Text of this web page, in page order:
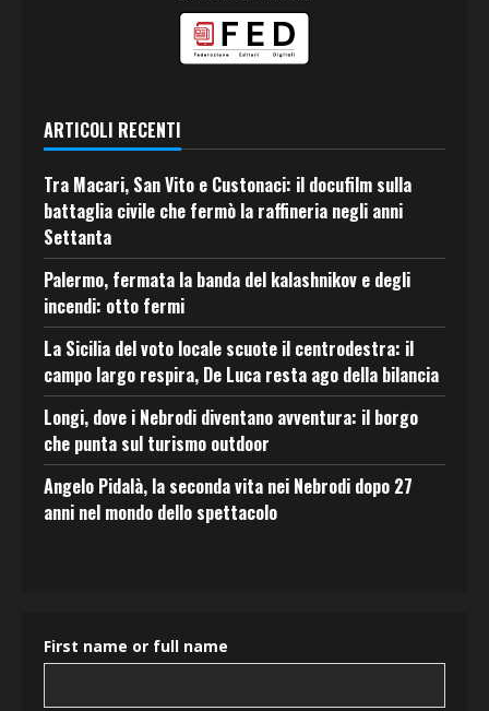
ARTICOLI RECENTI
Tra Macari, San Vito e Custonaci: il docufilm sulla
battaglia civile che fermò la raffineria negli anni
Settanta
Palermo, fermata la banda del kalashnikov e degli
incendi: otto fermi
La Sicilia del voto locale scuote il centrodestra: il
campo largo respira, De Luca resta ago della bilancia
Longi, dove i Nebrodi diventano avventura: il borgo
che punta sul turismo outdoor
Angelo Pidalà, la seconda vita nei Nebrodi dopo 27
anni nel mondo dello spettacolo
First name or full name